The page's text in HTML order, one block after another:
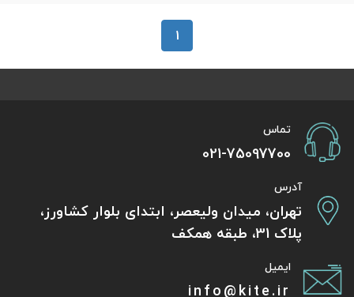
1
تماس
021-75097700
آدرس
تهران، میدان ولیعصر، ابتدای بلوار کشاورز،
پلاک 31، طبقه همکف
ایمیل
info@kite.ir